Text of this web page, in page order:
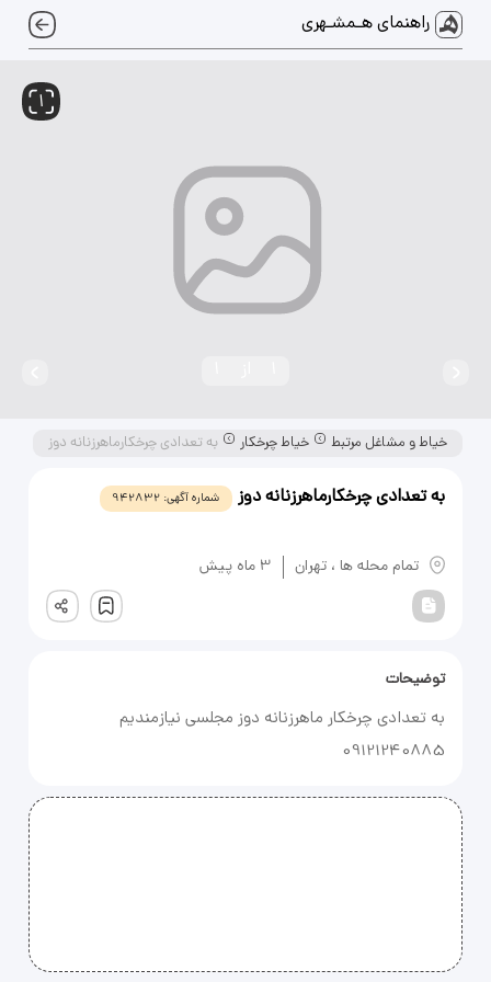
راهنمای هـمشـهری
1
خیاط و مشاغل مرتبط خیاط چرخکار به تعدادی چرخکارماهرزنانه دوز
به تعدادی چرخکارماهرزنانه دوز شماره آگهی: 942832
تمام محله ها ، تهران 3 ماه پیش
یادداشت
ثبت
توضیحات
09121240885